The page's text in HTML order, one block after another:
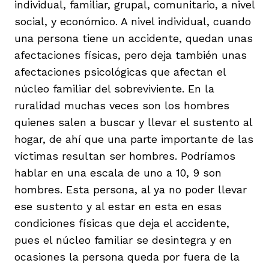
individual, familiar, grupal, comunitario, a nivel
social, y económico. A nivel individual, cuando
una persona tiene un accidente, quedan unas
afectaciones físicas, pero deja también unas
afectaciones psicológicas que afectan el
núcleo familiar del sobreviviente. En la
ruralidad muchas veces son los hombres
quienes salen a buscar y llevar el sustento al
hogar, de ahí que una parte importante de las
víctimas resultan ser hombres. Podríamos
hablar en una escala de uno a 10, 9 son
hombres. Esta persona, al ya no poder llevar
ese sustento y al estar en esta en esas
condiciones físicas que deja el accidente,
pues el núcleo familiar se desintegra y en
ocasiones la persona queda por fuera de la